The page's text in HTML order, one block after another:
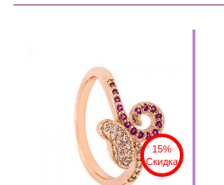
15%
Скидка